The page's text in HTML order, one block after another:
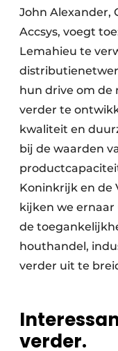
John Alexander,
Accsys, voegt
Lemahieu te
hun drive om de
verder te
kwaliteit en
bij de waarden
Koninkrijk en de
kijken we
de
houthandel,
verder uit te
verder.